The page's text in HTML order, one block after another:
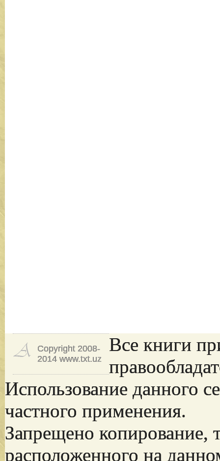
Copyright 2008-
2014 www.txt.uz
Все книги
Использование данного
частного применения.
Запрещено копирование,
расположенного на